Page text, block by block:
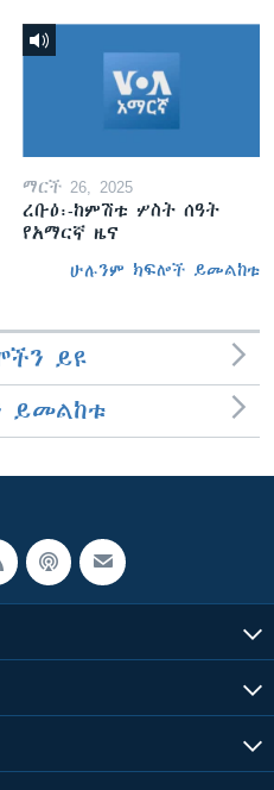
ማርች 26, 2025
ረቡዕ፡-ከምሽቱ ሦስት ሰዓት
የአማርኛ ዜና
ሁሉንም ክፍሎች ይመልከቱ
ይዩ
ይመልከቱ